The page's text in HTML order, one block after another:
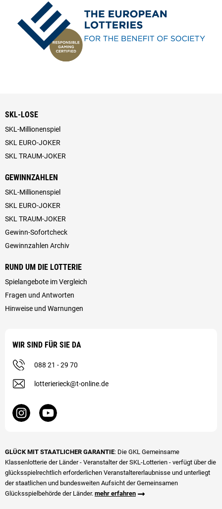
SKL-LOSE
SKL-Millionenspiel
SKL EURO-JOKER
SKL TRAUM-JOKER
GEWINNZAHLEN
SKL-Millionenspiel
SKL EURO-JOKER
SKL TRAUM-JOKER
Gewinn-Sofortcheck
Gewinnzahlen Archiv
RUND UM DIE LOTTERIE
Spielangebote im Vergleich
Fragen und Antworten
Hinweise und Warnungen
WIR SIND FÜR SIE DA
088 21 - 29 70
lotterierieck@t-online.de
GLÜCK MIT STAATLICHER GARANTIE: Die GKL Gemeinsame
Klassenlotterie der Länder - Veranstalter der SKL-Lotterien - verfügt über die
glücks­spiel­rechtlich erforderlichen Veranstalter­erlaubnisse und unterliegt
der staatlichen und bundesweiten Aufsicht der Gemeinsamen
Glücksspielbehörde der Länder. mehr erfahren